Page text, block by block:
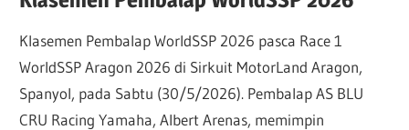
Klasemen Pembalap WorldSSP 2026 pasca Race 1
WorldSSP Aragon 2026 di Sirkuit MotorLand Aragon,
Spanyol, pada Sabtu (30/5/2026). Pembalap AS BLU
CRU Racing Yamaha, Albert Arenas, memimpin